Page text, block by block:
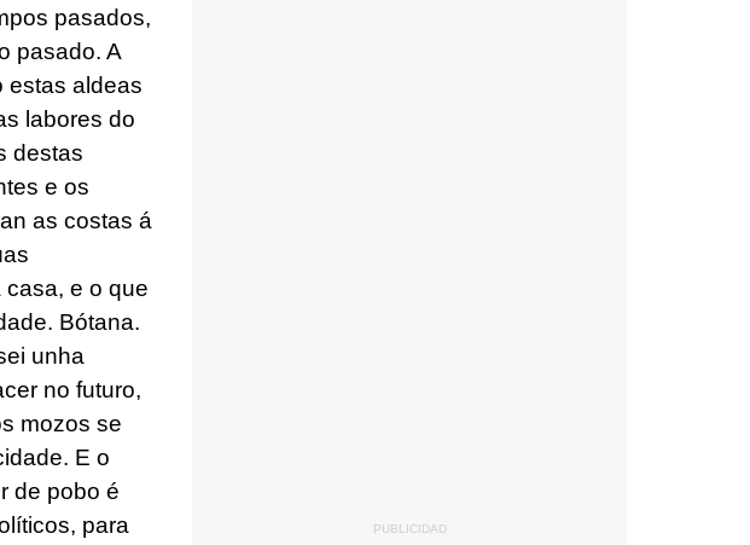
pasados,
pasado. A
estas aldeas
labores do
destas
e os
as costas á
e o que
Bótana.
unha
no futuro,
mozos se
E o
de pobo é
para